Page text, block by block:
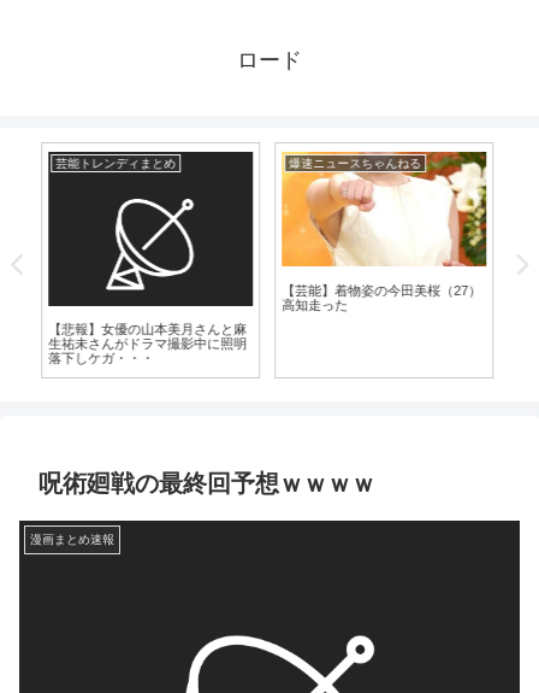
ロード
芸能トレンディまとめ
【悲報】女優の山本美月さんと麻
生祐未さんがドラマ撮影中に照明
落下しケガ・・・
爆速ニュースちゃんねる
【芸能】着物姿の今田美桜（27）
高知走った
呪術廻戦の最終回予想ｗｗｗｗ
漫画まとめ速報